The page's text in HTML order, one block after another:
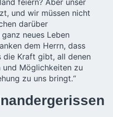
und wir müssen nicht
darüber
neues Leben
dem Herrn, dass
Kraft gibt, all denen
und Möglichkeiten zu
zu uns bringt.“